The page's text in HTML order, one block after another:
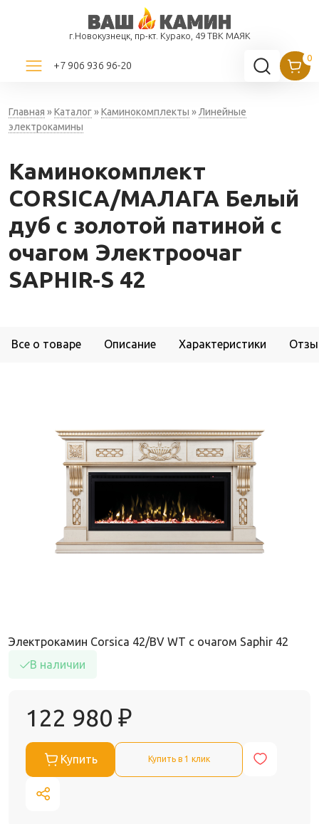
г.Новокузнецк, пр-кт. Курако, 49 ТВК МАЯК
+7 906 936 96-20
Главная »Каталог»Каминокомплекты »Линейные
электрокамины
Каминокомплект
CORSICA/МАЛАГА Белый
дуб с золотой патиной с
очагом Электроочаг
SAPHIR-S 42
Все о товаре Описание Характеристики
Электрокамин Corsica 42/BV WT с очагом Saphir 42
В наличии
122 980 ₽
Купить Купить в 1 клик